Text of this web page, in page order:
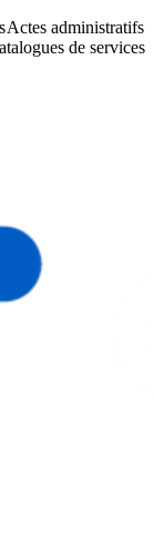
Actes administratifs
de services